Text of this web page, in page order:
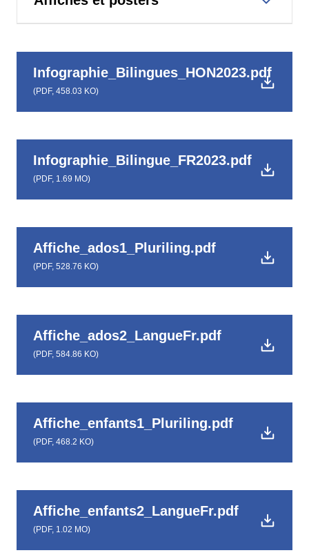
Infographie_Bilingues_HON2023.pdf
(PDF, 458.03 KO)
Infographie_Bilingue_FR2023.pdf
(PDF, 1.69 MO)
Affiche_ados1_Pluriling.pdf
(PDF, 528.76 KO)
Affiche_ados2_LangueFr.pdf
(PDF, 584.86 KO)
Affiche_enfants1_Pluriling.pdf
(PDF, 468.2 KO)
Affiche_enfants2_LangueFr.pdf
(PDF, 1.02 MO)